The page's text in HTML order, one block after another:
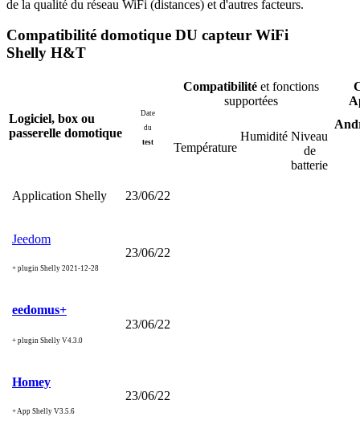
de la qualité du réseau WiFi (distances) et d'autres facteurs.
Compatibilité domotique DU capteur WiFi
Shelly H&T
Logiciel, box ou
passerelle domotique
Date
du
test
Compatibilitéet fonctions
supportées
Température
Humidité Niveau
de
batterie
Application Shelly 23/06/22
Jeedom
+ plugin Shelly 2021-12-28
23/06/22
eedomus+
+ plugin Shelly V4.3.0
23/06/22
Homey
+ App Shelly V3.5.6
23/06/22